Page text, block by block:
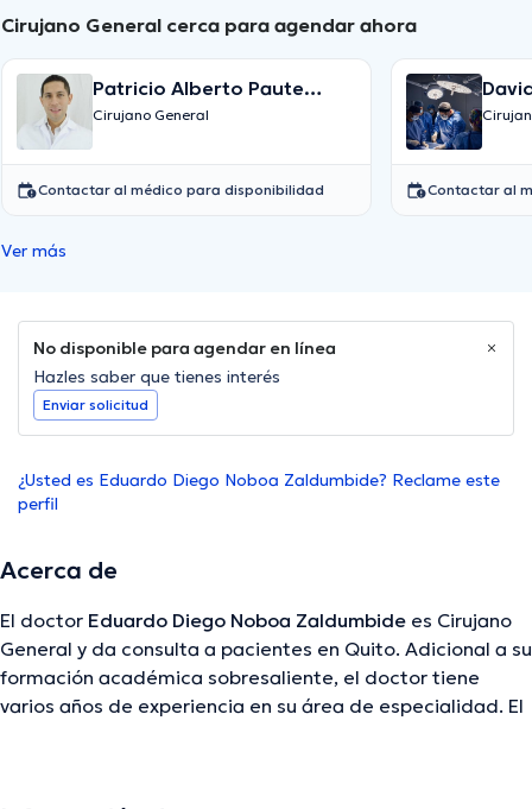
Cirujano General cerca para agendar ahora
Patricio Alberto Paute
Vallejo
Cirujano General
Contactar al médico para disponibilidad Contactar al
Ver más
No disponible para agendar en línea
Hazles saber que tienes interés
Enviar solicitud
¿Usted es Eduardo Diego Noboa Zaldumbide? Reclame este
perfil
Acerca de
El doctor Eduardo Diego Noboa Zaldumbide es Cirujano
General y da consulta a pacientes en Quito. Adicional a su
formación académica sobresaliente, el doctor tiene
varios años de experiencia en su área de especialidad. El